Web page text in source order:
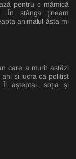
pentru o mămică
stânga țineam
animalul ăsta mi
care a murit astăzi
și lucra ca polițist
Îl așteptau soția și